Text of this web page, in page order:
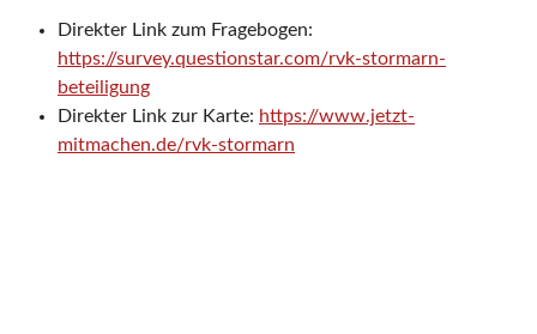
Direkter Link zum Fragebogen:
https://survey.questionstar.com/rvk-stormarn-
beteiligung
Direkter Link zur Karte: https://www.jetzt-
mitmachen.de/rvk-stormarn